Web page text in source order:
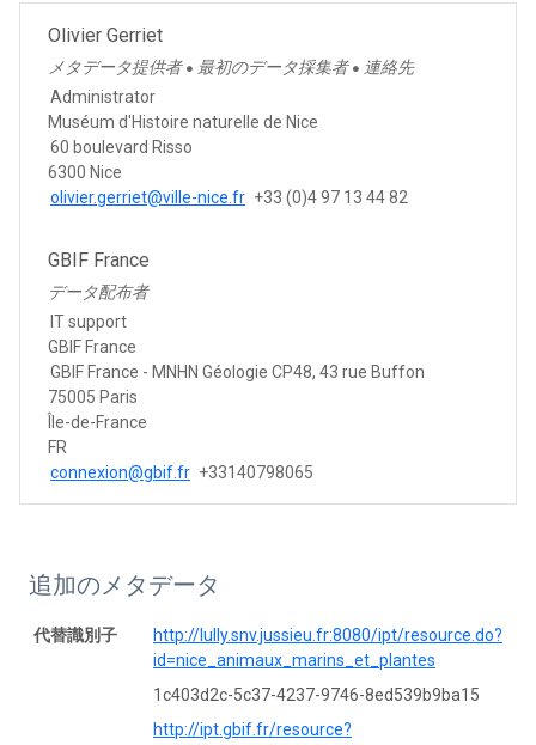
Olivier Gerriet
メタデータ提供者 ● 最初のデータ採集者 ● 連絡先
Administrator
Muséum d'Histoire naturelle de Nice
60 boulevard Risso
6300 Nice
olivier.gerriet@ville-nice.fr +33 (0)4 97 13 44 82
GBIF France
データ配布者
IT support
GBIF France
GBIF France - MNHN Géologie CP48, 43 rue Buffon
75005 Paris
Île-de-France
FR
connexion@gbif.fr +33140798065
追加のメタデータ
代替識別子
http://lully.snv.jussieu.fr:8080/ipt/resource.do?
id=nice_animaux_marins_et_plantes
1c403d2c-5c37-4237-9746-8ed539b9ba15
http://ipt.gbif.fr/resource?